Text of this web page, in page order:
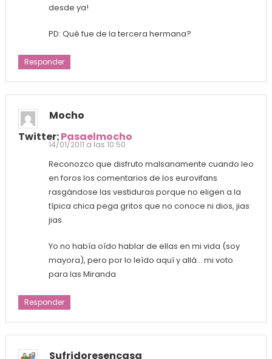
desde ya!
PD: Qué fue de la tercera hermana?
Responder
Mocho
Twitter:Pasaelmocho
14/01/2011 a las 10:50
Reconozco que disfruto malsanamente cuando leo
en foros los comentarios de los eurovifans
rasgándose las vestiduras porque no eligen a la
típica chica pega gritos que no conoce ni dios, jias
jias.
Yo no había oído hablar de ellas en mi vida (soy
mayora), pero por lo leído aquí y allá… mi voto
para las Miranda
Responder
Sufridoresencasa